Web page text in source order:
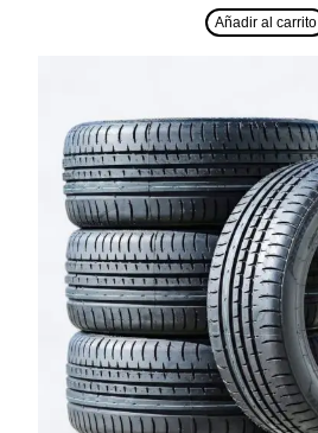
Añadir al carrito